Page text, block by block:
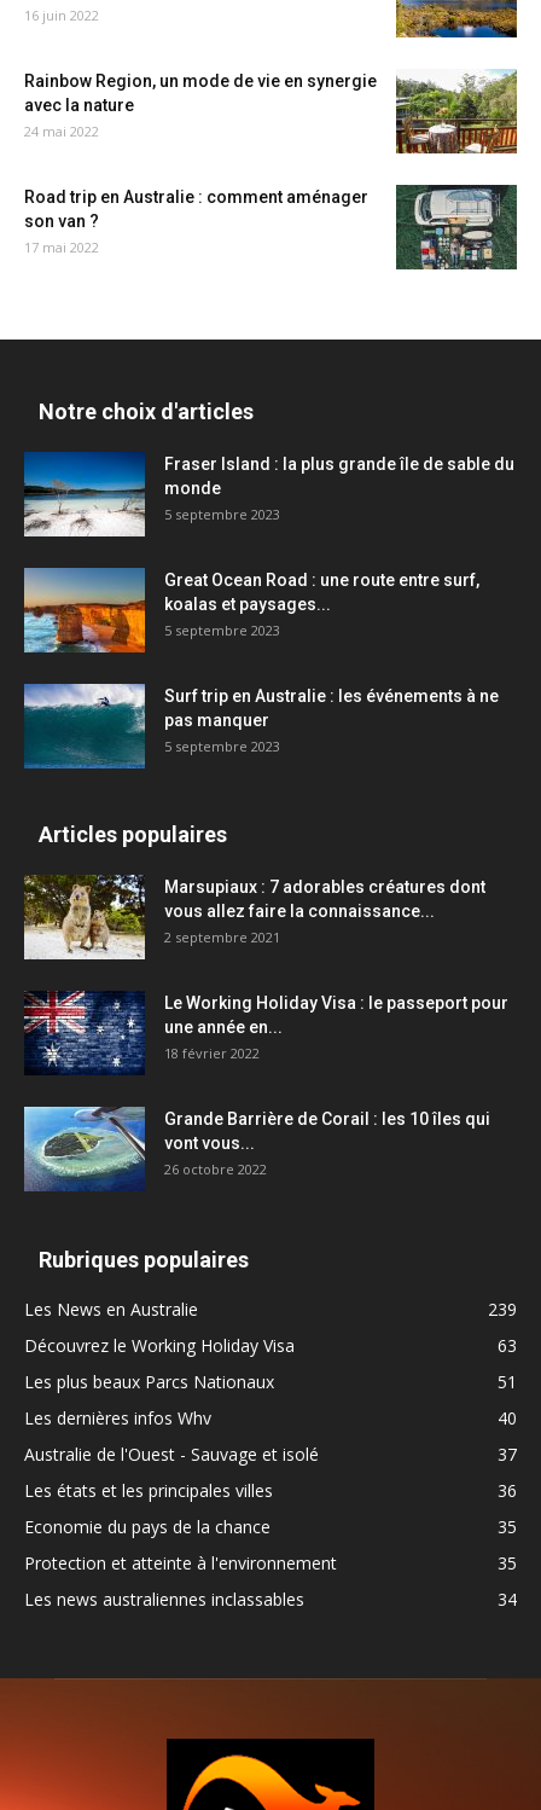
16 juin 2022
Rainbow Region, un mode de vie en synergie
avec la nature
24 mai 2022
Road trip en Australie : comment aménager
son van ?
17 mai 2022
Notre choix d'articles
Fraser Island : la plus grande île de sable du
monde
5 septembre 2023
Great Ocean Road : une route entre surf,
koalas et paysages...
5 septembre 2023
Surf trip en Australie : les événements à ne
pas manquer
5 septembre 2023
Articles populaires
Marsupiaux : 7 adorables créatures dont
vous allez faire la connaissance...
2 septembre 2021
Le Working Holiday Visa : le passeport pour
une année en...
18 février 2022
Grande Barrière de Corail : les 10 îles qui
vont vous...
26 octobre 2022
Rubriques populaires
Les News en Australie
239
Découvrez le Working Holiday Visa
63
Les plus beaux Parcs Nationaux
51
Les dernières infos Whv
40
Australie de l'Ouest - Sauvage et isolé
37
Les états et les principales villes
36
Economie du pays de la chance
35
Protection et atteinte à l'environnement
35
Les news australiennes inclassables
34